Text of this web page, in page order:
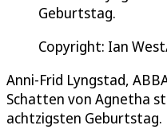
Geburtstag.
Copyright: Ian
Anni-Frid Lyngstad,
Schatten von Agnetha
achtzigsten Geburtstag.